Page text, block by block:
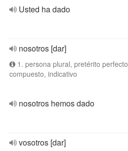
Usted ha dado
nosotros [dar]
1. persona plural, pretérito perfecto
compuesto, indicativo
nosotros hemos dado
vosotros [dar]